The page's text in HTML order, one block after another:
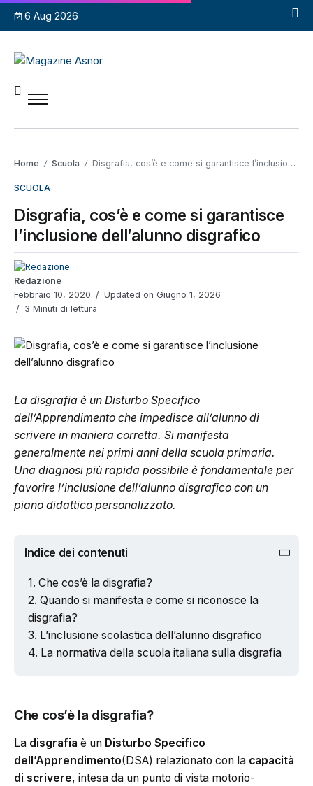
6 Aug 2026
Home / Scuola / Disgrafia, cos’è e come si garantisce l’inclusione dell’alunno disgrafico
SCUOLA
Disgrafia, cos’è e come si garantisce
l’inclusione dell’alunno disgrafico
Redazione
Febbraio 10, 2020
Updated on Giugno 1, 2026
3 Minuti di lettura
La disgrafia è un Disturbo Specifico
dell’Apprendimento che impedisce all’alunno di
scrivere in maniera corretta. Si manifesta
generalmente nei primi anni della scuola primaria.
Una diagnosi più rapida possibile è fondamentale per
favorire l’inclusione dell’alunno disgrafico con un
piano didattico personalizzato.
Indice dei contenuti
Che cos’è la disgrafia?
Quando si manifesta e come si riconosce la
disgrafia?
L’inclusione scolastica dell’alunno disgrafico
La normativa della scuola italiana sulla disgrafia
Che cos’è la disgrafia?
La disgrafia è un Disturbo Specifico
dell’Apprendimento(DSA) relazionato con la capacità
di scrivere, intesa da un punto di vista motorio-